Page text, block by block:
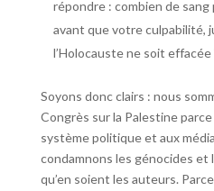
répondre : combien de
avant que votre culpabilité,
l’Holocauste ne soit effacée
Soyons donc clairs : nous
Congrès sur la Palestine
système politique et aux
condamnons les génocides et
qu’en soient les auteurs.